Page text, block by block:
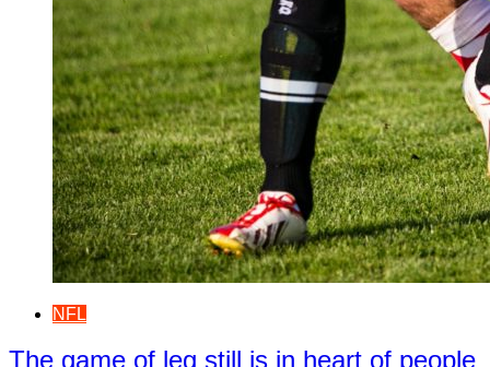
NFL
The game of leg still is in heart of people